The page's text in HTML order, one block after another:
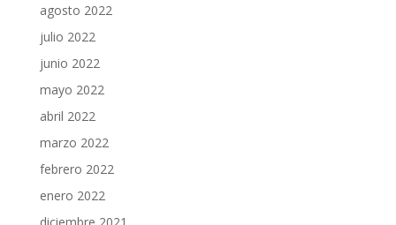
agosto 2022
julio 2022
junio 2022
mayo 2022
abril 2022
marzo 2022
febrero 2022
enero 2022